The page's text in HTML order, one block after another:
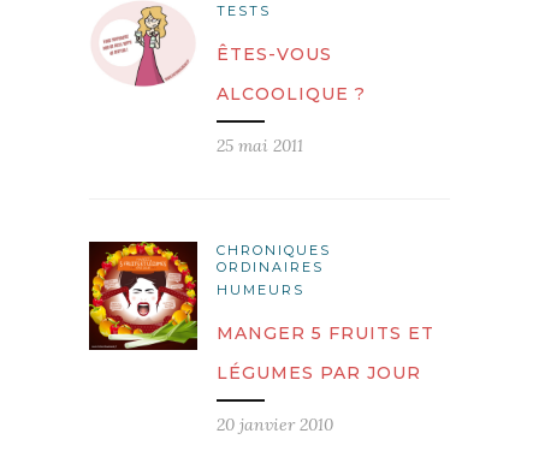
TESTS
ÊTES-VOUS
ALCOOLIQUE ?
25 mai 2011
CHRONIQUES
ORDINAIRES
HUMEURS
MANGER 5 FRUITS ET
LÉGUMES PAR JOUR
20 janvier 2010